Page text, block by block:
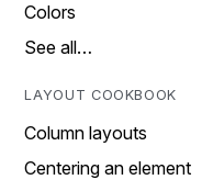
Colors
See all…
LAYOUT COOKBOOK
Column layouts
Centering an element